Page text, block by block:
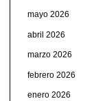
mayo 2026
abril 2026
marzo 2026
febrero 2026
enero 2026